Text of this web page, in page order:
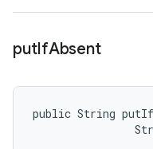
putIfAbsent
public String